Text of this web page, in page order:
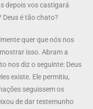
depois vos castigará
Deus é tão chato?
quer que nós nos
isso. Abram a
nos diz o seguinte: Deus
existe. Ele permitiu,
seguissem os
de dar testemunho